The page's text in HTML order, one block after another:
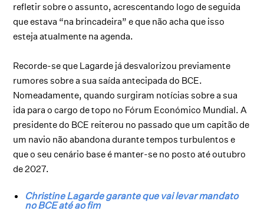
refletir sobre o assunto, acrescentando logo de seguida
que estava “na brincadeira” e que não acha que isso
esteja atualmente na agenda.
Recorde-se que Lagarde já desvalorizou previamente
rumores sobre a sua saída antecipada do BCE.
Nomeadamente, quando surgiram notícias sobre a sua
ida para o cargo de topo no Fórum Económico Mundial. A
presidente do BCE reiterou no passado que um capitão de
um navio não abandona durante tempos turbulentos e
que o seu cenário base é manter-se no posto até outubro
de 2027.
Christine Lagarde garante que vai levar mandato
no BCE até ao fim